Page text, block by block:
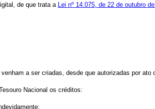
de que trata a Lei nº 14.075, de 22 de outubro
a ser criadas, desde que autorizadas por
Nacional os créditos: